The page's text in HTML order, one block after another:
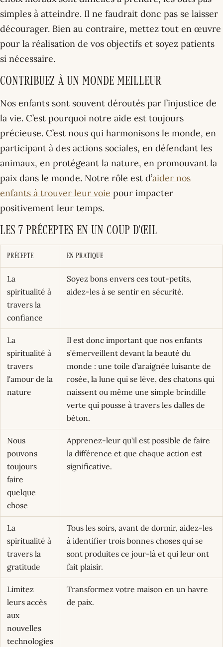
simples à atteindre. Il ne faudrait donc pas se laisser
décourager. Bien au contraire, mettez tout en œuvre
pour la réalisation de vos objectifs et soyez patients
si nécessaire.
Contribuez à un monde meilleur
Nos enfants sont souvent déroutés par l’injustice de
la vie. C’est pourquoi notre aide est toujours
précieuse. C’est nous qui harmonisons le monde, en
participant à des actions sociales, en défendant les
animaux, en protégeant la nature, en promouvant la
paix dans le monde. Notre rôle est d’aider nos
enfants à trouver leur voie pour impacter
positivement leur temps.
Les 7 préceptes en un coup d'œil
Précepte En pratique
La
spiritualité à
travers la
confiance
Soyez bons envers ces tout-petits,
aidez-les à se sentir en sécurité.
La
spiritualité à
travers
l'amour de la
nature
Il est donc important que nos enfants
s’émerveillent devant la beauté du
monde : une toile d’araignée luisante de
rosée, la lune qui se lève, des chatons qui
naissent ou même une simple brindille
verte qui pousse à travers les dalles de
béton.
Nous
pouvons
toujours
faire
quelque
chose
Apprenez-leur qu’il est possible de faire
la différence et que chaque action est
significative.
La
spiritualité à
travers la
gratitude
Tous les soirs, avant de dormir, aidez-les
à identifier trois bonnes choses qui se
sont produites ce jour-là et qui leur ont
fait plaisir.
Limitez
leurs accès
aux
nouvelles
technologies
Transformez votre maison en un havre
de paix.